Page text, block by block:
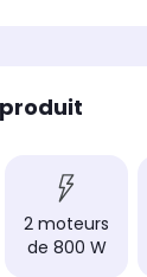
2 moteurs
de 800 W